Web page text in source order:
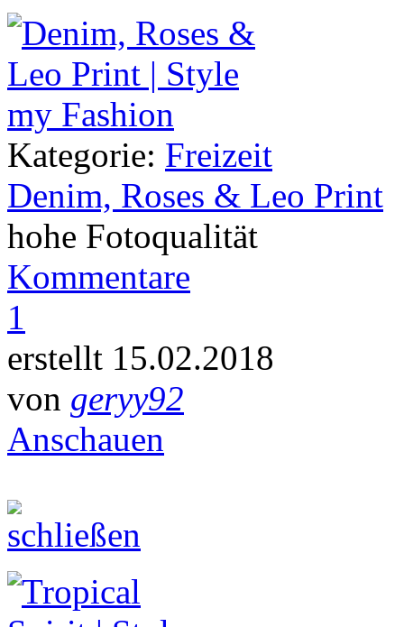
Kategorie: Freizeit
Denim, Roses & Leo Print
hohe Fotoqualität
Kommentare
1
erstellt 15.02.2018
von geryy92
Anschauen